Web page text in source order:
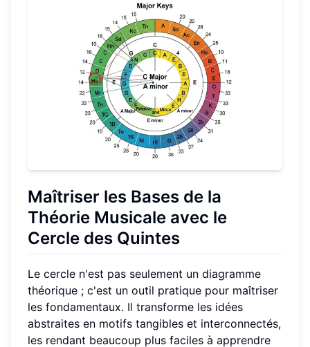
Maîtriser les Bases de la
Théorie Musicale avec le
Cercle des Quintes
Le cercle n'est pas seulement un diagramme
théorique ; c'est un outil pratique pour maîtriser
les fondamentaux. Il transforme les idées
abstraites en motifs tangibles et interconnectés,
les rendant beaucoup plus faciles à apprendre